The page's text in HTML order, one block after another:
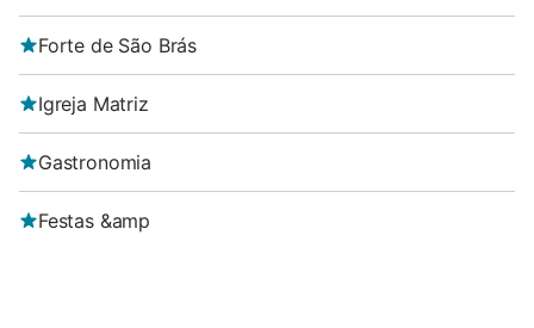
Forte de São Brás
Igreja Matriz
Gastronomia
Festas &amp